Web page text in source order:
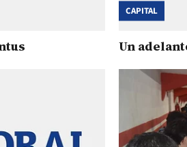
CAPITAL
Un